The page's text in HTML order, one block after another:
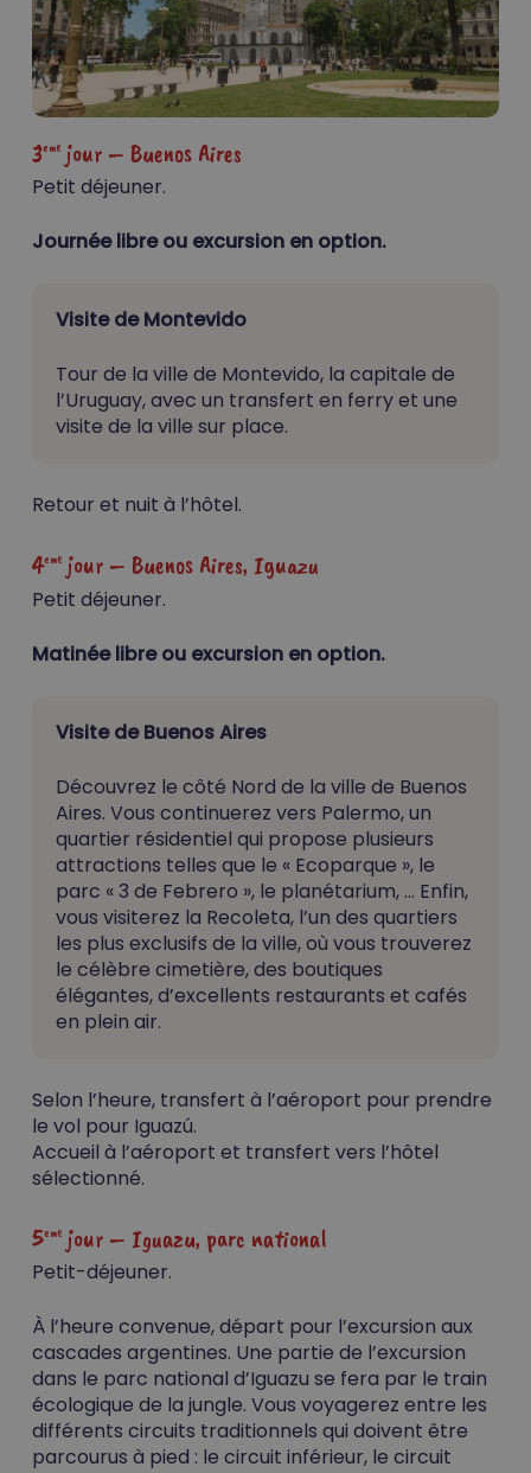
3emejour – Buenos Aires
Petit déjeuner.
Journée libre ou excursion en option.
Visite de Montevido
Tour de la ville de Montevido, la capitale de
l’Uruguay, avec un transfert en ferry et une
visite de la ville sur place.
Retour et nuit à l’hôtel.
4emejour – Buenos Aires, Iguazu
Petit déjeuner.
Matinée libre ou excursion en option.
Visite de Buenos Aires
Découvrez le côté Nord de la ville de Buenos
Aires. Vous continuerez vers Palermo, un
quartier résidentiel qui propose plusieurs
attractions telles que le « Ecoparque », le
parc « 3 de Febrero », le planétarium, … Enfin,
vous visiterez la Recoleta, l’un des quartiers
les plus exclusifs de la ville, où vous trouverez
le célèbre cimetière, des boutiques
élégantes, d’excellents restaurants et cafés
en plein air.
Selon l’heure, transfert à l’aéroport pour prendre
le vol pour Iguazú.
Accueil à l’aéroport et transfert vers l’hôtel
sélectionné.
5emejour – Iguazu, parc national
Petit-déjeuner.
À l’heure convenue, départ pour l’excursion aux
cascades argentines. Une partie de l’excursion
dans le parc national d’Iguazu se fera par le train
écologique de la jungle. Vous voyagerez entre les
différents circuits traditionnels qui doivent être
parcourus à pied : le circuit inférieur, le circuit